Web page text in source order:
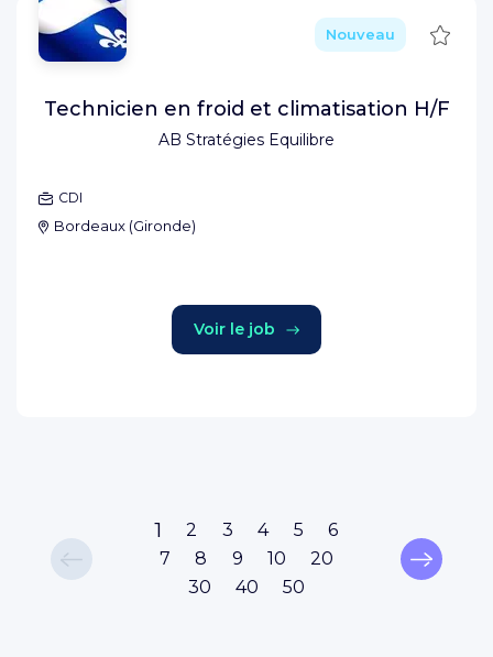
AB Stratégies Equilibre
Nouveau
Technicien en froid et climatisation H/F
CDI
Bordeaux (Gironde)
Voir le job
1 2 3 4 5
6
7
8 9 10
20
30
40 50